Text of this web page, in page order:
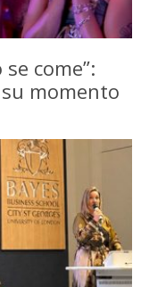
come”:
su momento